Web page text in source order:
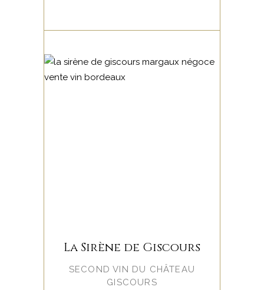
La Sirène de Giscours
SECOND VIN DU CHÂTEAU
GISCOURS